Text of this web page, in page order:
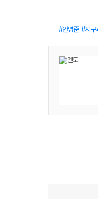
안영준 지구